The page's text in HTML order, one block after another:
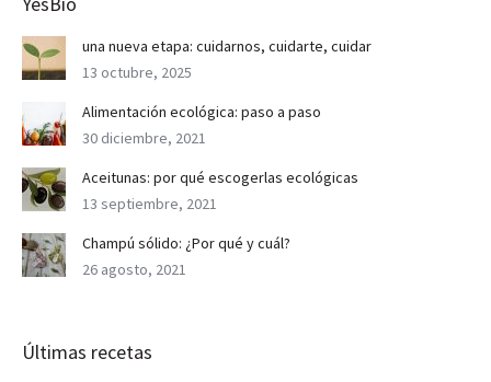
una nueva etapa: cuidarnos, cuidarte, cuidar
13 octubre, 2025
Alimentación ecológica: paso a paso
30 diciembre, 2021
Aceitunas: por qué escogerlas ecológicas
13 septiembre, 2021
Champú sólido: ¿Por qué y cuál?
26 agosto, 2021
Últimas recetas